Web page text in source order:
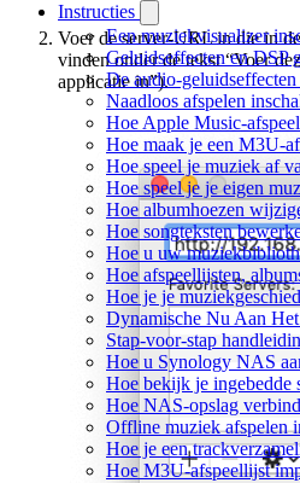
Instructies
Een muziekvisualizer
Geluidseffecten en DSP
De audio-
Naadloos afspelen
Hoe Apple Music-
Hoe maak je een M3U-
Hoe speel je muziek af
Hoe speel je je eigen
Hoe albumhoezen
Hoe songteksten
Hoe u uw
Hoe afspeellijsten,
Hoe je je
Dynamische Nu Aan
Stap-voor-stap
Hoe u Synology NAS
Hoe bekijk je ingebedde
Hoe NAS-opslag
Offline muziek afspelen
Hoe je een
Hoe M3U-afspeellijst
Voer de server-URL in die in
vinden onder de tekst “Voer
applicatie in”).